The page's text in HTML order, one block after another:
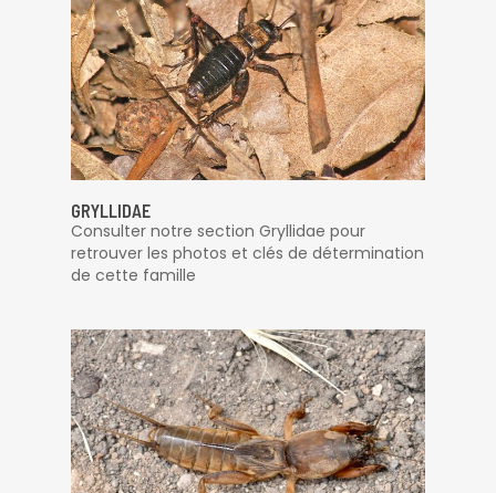
GRYLLIDAE
Consulter notre section Gryllidae pour
retrouver les photos et clés de détermination
de cette famille